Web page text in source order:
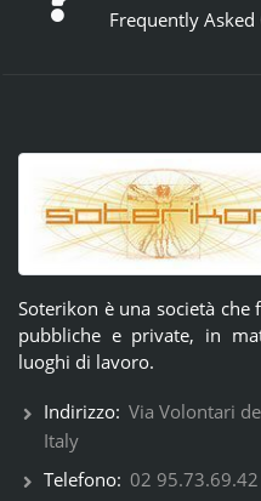
Frequently
Soterikon è una società che
pubbliche e private, in
luoghi di lavoro.
Indirizzo: Via Volontari
Italy
Telefono: 02 95.73.69.42